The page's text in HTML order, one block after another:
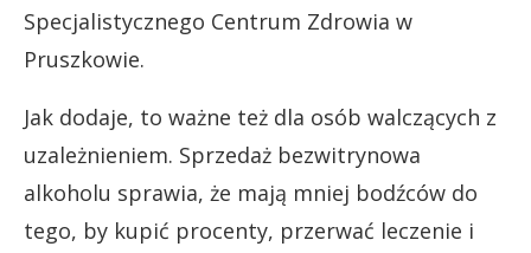
Specjalistycznego Centrum Zdrowia w
Pruszkowie.
Jak dodaje, to ważne też dla osób walczących z
uzależnieniem. Sprzedaż bezwitrynowa
alkoholu sprawia, że mają mniej bodźców do
tego, by kupić procenty, przerwać leczenie i